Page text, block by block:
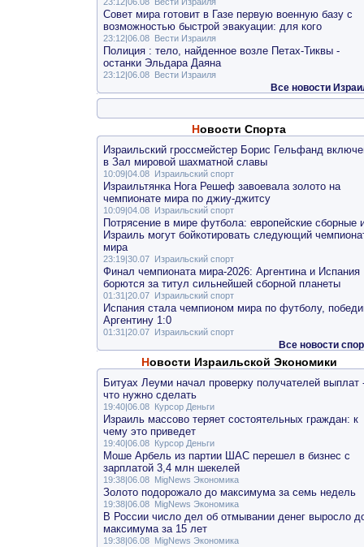
Совет мира готовит в Газе первую военную базу с
возможностью быстрой эвакуации: для кого
23:12|06.08 Вести Израиля
Полиция : тело, найденное возле Петах-Тиквы -
останки Эльдара Даяна
23:12|06.08 Вести Израиля
Все новости
Новости Спорта
Израильский гроссмейстер Борис Гельфанд
в Зал мировой шахматной славы
10:09|04.08 Израильский спорт
Израильтянка Нога Решеф завоевала золото на
чемпионате мира по джиу-джитсу
10:09|04.08 Израильский спорт
Потрясение в мире футбола: европейские сборные
Израиль могут бойкотировать следующий
мира
23:19|30.07 Израильский спорт
Финал чемпионата мира-2026: Аргентина и Испания
борются за титул сильнейшей сборной планеты
01:31|20.07 Израильский спорт
Испания стала чемпионом мира по футболу,
Аргентину 1:0
01:31|20.07 Израильский спорт
Все новости
Новости Израильской Экономики
Битуах Леуми начал проверку получателей выплат
что нужно сделать
19:40|06.08 Курсор Деньги
Израиль массово теряет состоятельных граждан: к
чему это приведет
19:40|06.08 Курсор Деньги
Моше Арбель из партии ШАС перешел в бизнес с
зарплатой 3,4 млн шекелей
19:38|06.08 MigNews Экономика
Золото подорожало до максимума за семь недель
19:38|06.08 MigNews Экономика
В России число дел об отмывании денег выросло
максимума за 15 лет
19:38|06.08 MigNews Экономика